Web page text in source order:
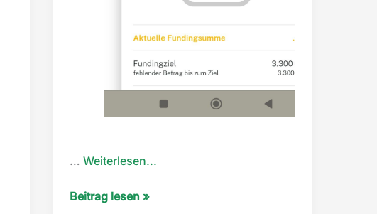
… Weiterlesen...“CROWDFUNDING
CROWDFUNDING
Beitrag lesen »